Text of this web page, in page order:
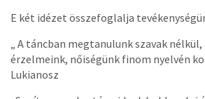
E két idézet összefoglalja
„ A táncban megtanulunk szavak
érzelmeink, nőiségünk finom nyelvén
Lukianosz